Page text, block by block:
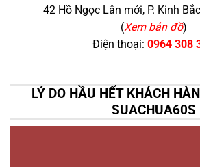
42 Hồ Ngọc Lân mới, P. Kinh
(Xem bản đồ)
Điện thoại: 0964 308
LÝ DO HẦU HẾT KHÁCH
SUACHUA60S